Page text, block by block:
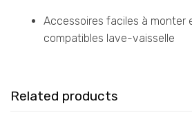
Accessoires faciles à monter
compatibles lave-vaisselle
Related products